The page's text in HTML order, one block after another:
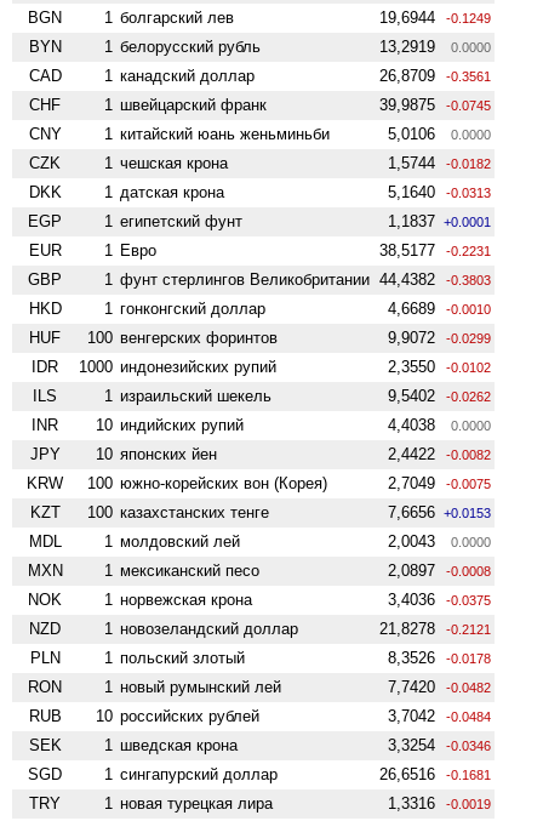
BGN 1 болгарский лев 19,6944 -0.1249
BYN 1 белорусский рубль 13,2919 0.0000
CAD 1 канадский доллар 26,8709 -0.3561
CHF 1 швейцарский франк 39,9875 -0.0745
CNY 1 китайский юань женьминьби 5,0106 0.0000
CZK 1 чешская крона 1,5744 -0.0182
DKK 1 датская крона 5,1640 -0.0313
EGP 1 египетский фунт 1,1837 +0.0001
EUR 1 Евро 38,5177 -0.2231
GBP 1 фунт стерлингов Велико­британии 44,4382 -0.3803
HKD 1 гонконгский доллар 4,6689 -0.0010
HUF 100 венгерских форинтов 9,9072 -0.0299
IDR 1000 индонезийских рупий 2,3550 -0.0102
ILS 1 израильский шекель 9,5402 -0.0262
INR 10 индийских рупий 4,4038 0.0000
JPY 10 японских йен 2,4422 -0.0082
KRW 100 южно-корейских вон (Корея) 2,7049 -0.0075
KZT 100 казахстанских тенге 7,6656 +0.0153
MDL 1 молдовский лей 2,0043 0.0000
MXN 1 мексиканский песо 2,0897 -0.0008
NOK 1 норвежская крона 3,4036 -0.0375
NZD 1 ново­зеландский доллар 21,8278 -0.2121
PLN 1 польский злотый 8,3526 -0.0178
RON 1 новый румынский лей 7,7420 -0.0482
RUB 10 российских рублей 3,7042 -0.0484
SEK 1 шведская крона 3,3254 -0.0346
SGD 1 сингапурский доллар 26,6516 -0.1681
TRY 1 новая турецкая лира 1,3316 -0.0019